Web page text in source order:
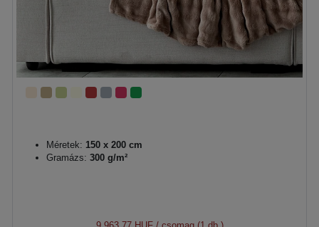
Méretek: 150 x 200 cm
Gramázs: 300 g/m²